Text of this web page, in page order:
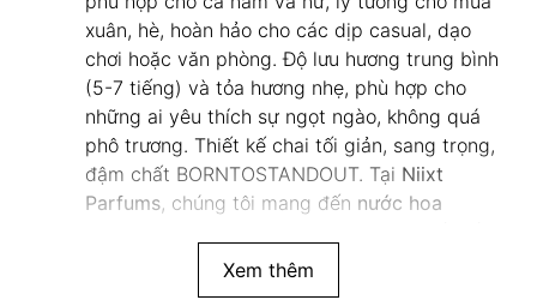
xuân, hè, hoàn hảo cho các dịp casual, dạo
chơi hoặc văn phòng. Độ lưu hương trung bình
(5-7 tiếng) và tỏa hương nhẹ, phù hợp cho
những ai yêu thích sự ngọt ngào, không quá
phô trương. Thiết kế chai tối giản, sang trọng,
đậm chất BORNTOSTANDOUT. Tại Niixt
Parfums, chúng tôi mang đến nước hoa
Xem thêm